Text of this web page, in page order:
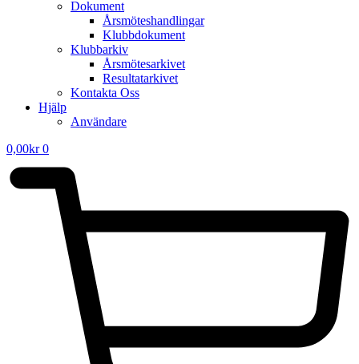
Dokument
Årsmöteshandlingar
Klubbdokument
Klubbarkiv
Årsmötesarkivet
Resultatarkivet
Kontakta Oss
Hjälp
Användare
0,00kr 0